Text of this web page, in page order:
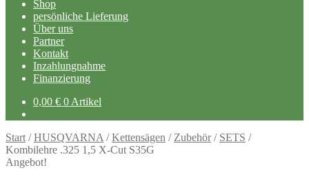
Shop
persönliche Lieferung
Über uns
Partner
Kontakt
Inzahlungnahme
Finanzierung
0,00 € 0 Artikel
Start /HUSQVARNA /Kettensägen / Zubehör/ SETS /
Kombilehre .325 1,5 X-Cut S35G
Angebot!